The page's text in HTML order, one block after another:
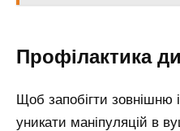
Профілактика
Щоб запобігти зовнішню
уникати маніпуляцій в